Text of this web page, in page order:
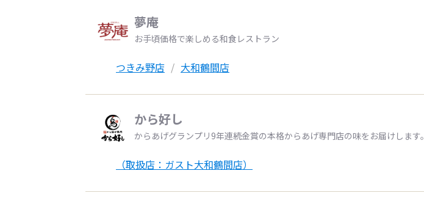
夢庵
お手頃価格で楽しめる和食レストラン
つきみ野店 大和鶴間店
から好し
からあげグランプリ9年連続金賞の本格からあげ専門店の味をお届けします。
（取扱店：ガスト大和鶴間店）